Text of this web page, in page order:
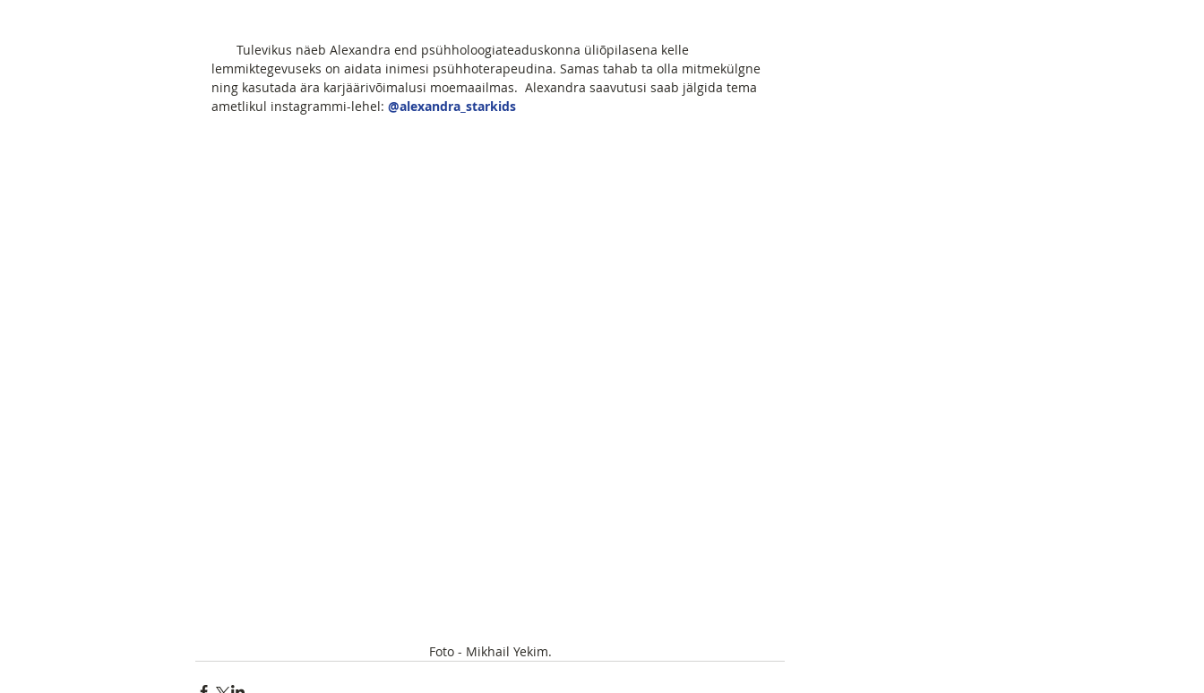
lemmiktegevuseks on aidata inimesi psühhoterapeudina. Samas tahab ta olla mitmekülgne
ning kasutada ära karjäärivõimalusi moemaailmas.  Alexandra saavutusi saab jälgida tema
ametlikul instagrammi-lehel: @alexandra_starkids
Foto - Mikhail Yekim.